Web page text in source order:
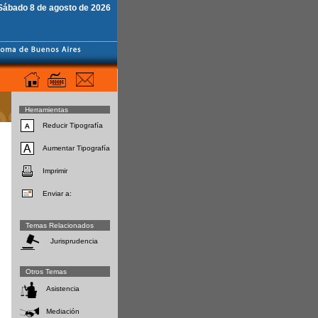
8 de agosto de 2026
Herramientas
Reducir Tipografía
Aumentar Tipografía
Imprimir
Enviar a:
Temas Relacionados
Jurisprudencia
Otros Temas
Asistencia
Mediación